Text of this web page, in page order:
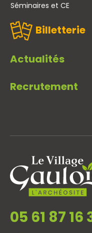
Séminaires et CE
Billetterie
Actualités
Recrutement
05 61 87 16